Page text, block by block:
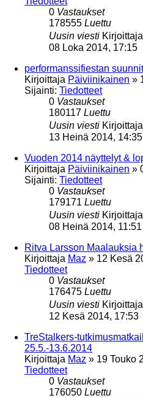
0 Vastaukset
178555 Luettu
Uusin viesti Kirjoittaja
08 Loka 2014, 17:15
performanssifiestan
Kirjoittaja Päiviinikainen »
Sijainti: Tiedotteet
0 Vastaukset
180117 Luettu
Uusin viesti Kirjoittaja
13 Heinä 2014, 14:35
Vuoden 2014 näyttelyt &
Kirjoittaja Päiviinikainen »
Sijainti: Tiedotteet
0 Vastaukset
179171 Luettu
Uusin viesti Kirjoittaja
08 Heinä 2014, 11:51
Ritva Larsson Maalauksia
Kirjoittaja Maz » 12 Kesä
Tiedotteet
0 Vastaukset
176475 Luettu
Uusin viesti Kirjoittaja
12 Kesä 2014, 17:53
TreStalkers-
25.5.-13.6.2014
Kirjoittaja Maz » 19 Touko
Tiedotteet
0 Vastaukset
176050 Luettu